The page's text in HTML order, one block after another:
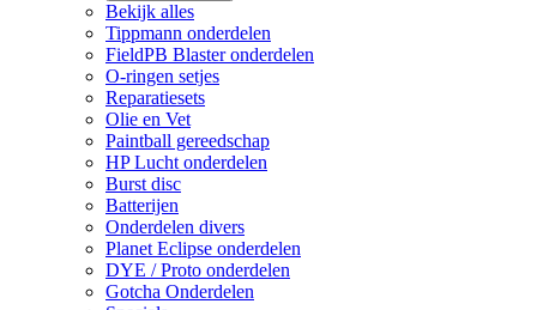
Bekijk alles
Tippmann onderdelen
FieldPB Blaster onderdelen
O-ringen setjes
Reparatiesets
Olie en Vet
Paintball gereedschap
HP Lucht onderdelen
Burst disc
Batterijen
Onderdelen divers
Planet Eclipse onderdelen
DYE / Proto onderdelen
Gotcha Onderdelen